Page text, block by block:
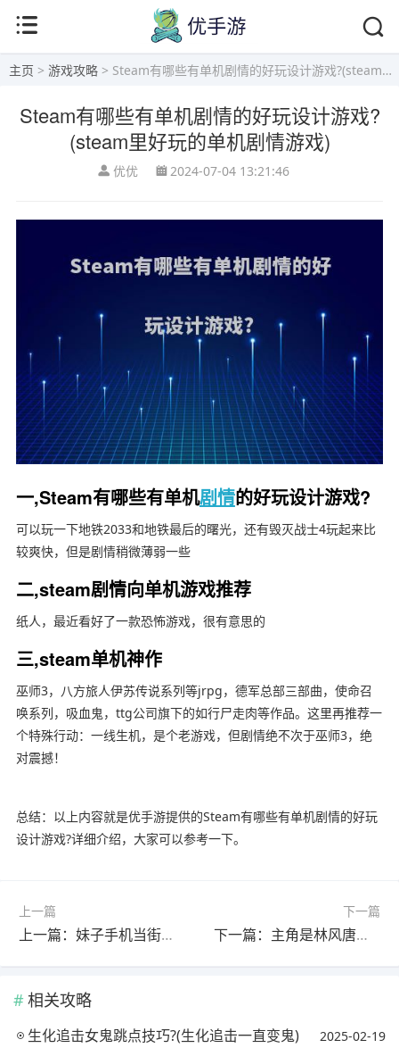
主页 > 游戏攻略 > Steam有哪些有单机剧情的好玩设计游戏?(steam里好玩的单机剧情游戏)
Steam有哪些有单机剧情的好玩设计游戏?
(steam里好玩的单机剧情游戏)
优优 2024-07-04 13:21:46
一,Steam有哪些有单机剧情的好玩设计游戏?
可以玩一下地铁2033和地铁最后的曙光，还有毁灭战士4玩起来比
较爽快，但是剧情稍微薄弱一些
二,steam剧情向单机游戏推荐
纸人，最近看好了一款恐怖游戏，很有意思的
三,steam单机神作
巫师3，八方旅人伊苏传说系列等jrpg，德军总部三部曲，使命召
唤系列，吸血鬼，ttg公司旗下的如行尸走肉等作品。这里再推荐一
个特殊行动：一线生机，是个老游戏，但剧情绝不次于巫师3，绝
对震撼！
总结：以上内容就是优手游提供的Steam有哪些有单机剧情的好玩
设计游戏?详细介绍，大家可以参考一下。
上一篇
上一篇：妹子手机当街被抢，成都"摩托侠"飞车追贼, 你怎么看?(成都飞车党抢劫)
下一篇
下一篇：主角是林风唐薇的小说叫什么名字?(主角是林风唐薇的小说叫什么名字来着)
相关攻略
生化追击女鬼跳点技巧?(生化追击一直变鬼) 2025-02-19